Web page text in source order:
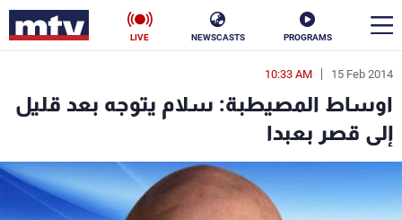
PROGRAMS
NEWSCASTS
LIVE
15 Feb 2014
10:33 AM
اوساط المصيطبة: سلام يتوجه بعد قليل
إلى قصر بعبدا
en
الأخبار
سياسة ناس
إقتصاد فن